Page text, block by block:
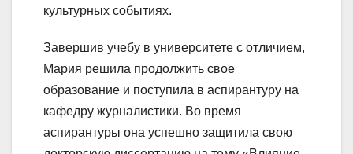
культурных событиях.
Завершив учебу в университете с отличием,
Мария решила продолжить свое
образование и поступила в аспирантуру на
кафедру журналистики. Во время
аспирантуры она успешно защитила свою